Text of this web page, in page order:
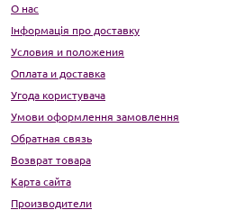
О нас
Інформація про доставку
Условия и положения
Оплата и доставка
Угода користувача
Умови оформлення замовлення
Обратная связь
Возврат товара
Карта сайта
Производители